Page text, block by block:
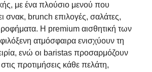
με ένα πλούσιο μενού που
σνακ, brunch επιλογές, σαλάτες,
ροφήματα. Η premium αισθητική των
ατμόσφαιρα ενισχύουν τη
ενώ οι baristas προσαρμόζουν
προτιμήσεις κάθε πελάτη,